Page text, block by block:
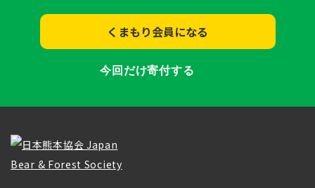
くまもり会員になる
今回だけ寄付する